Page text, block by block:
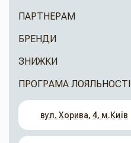
ПАРТНЕРАМ
БРЕНДИ
ЗНИЖКИ
ПРОГРАМА ЛОЯЛЬНОСТІ
вул. Хорива, 4, м.Київ